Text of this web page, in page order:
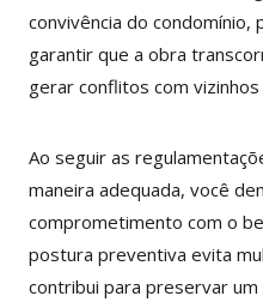
convivência do condomínio,
garantir que a obra
gerar conflitos com
Ao seguir as
maneira adequada, você
comprometimento com o
postura preventiva evita
contribui para preservar